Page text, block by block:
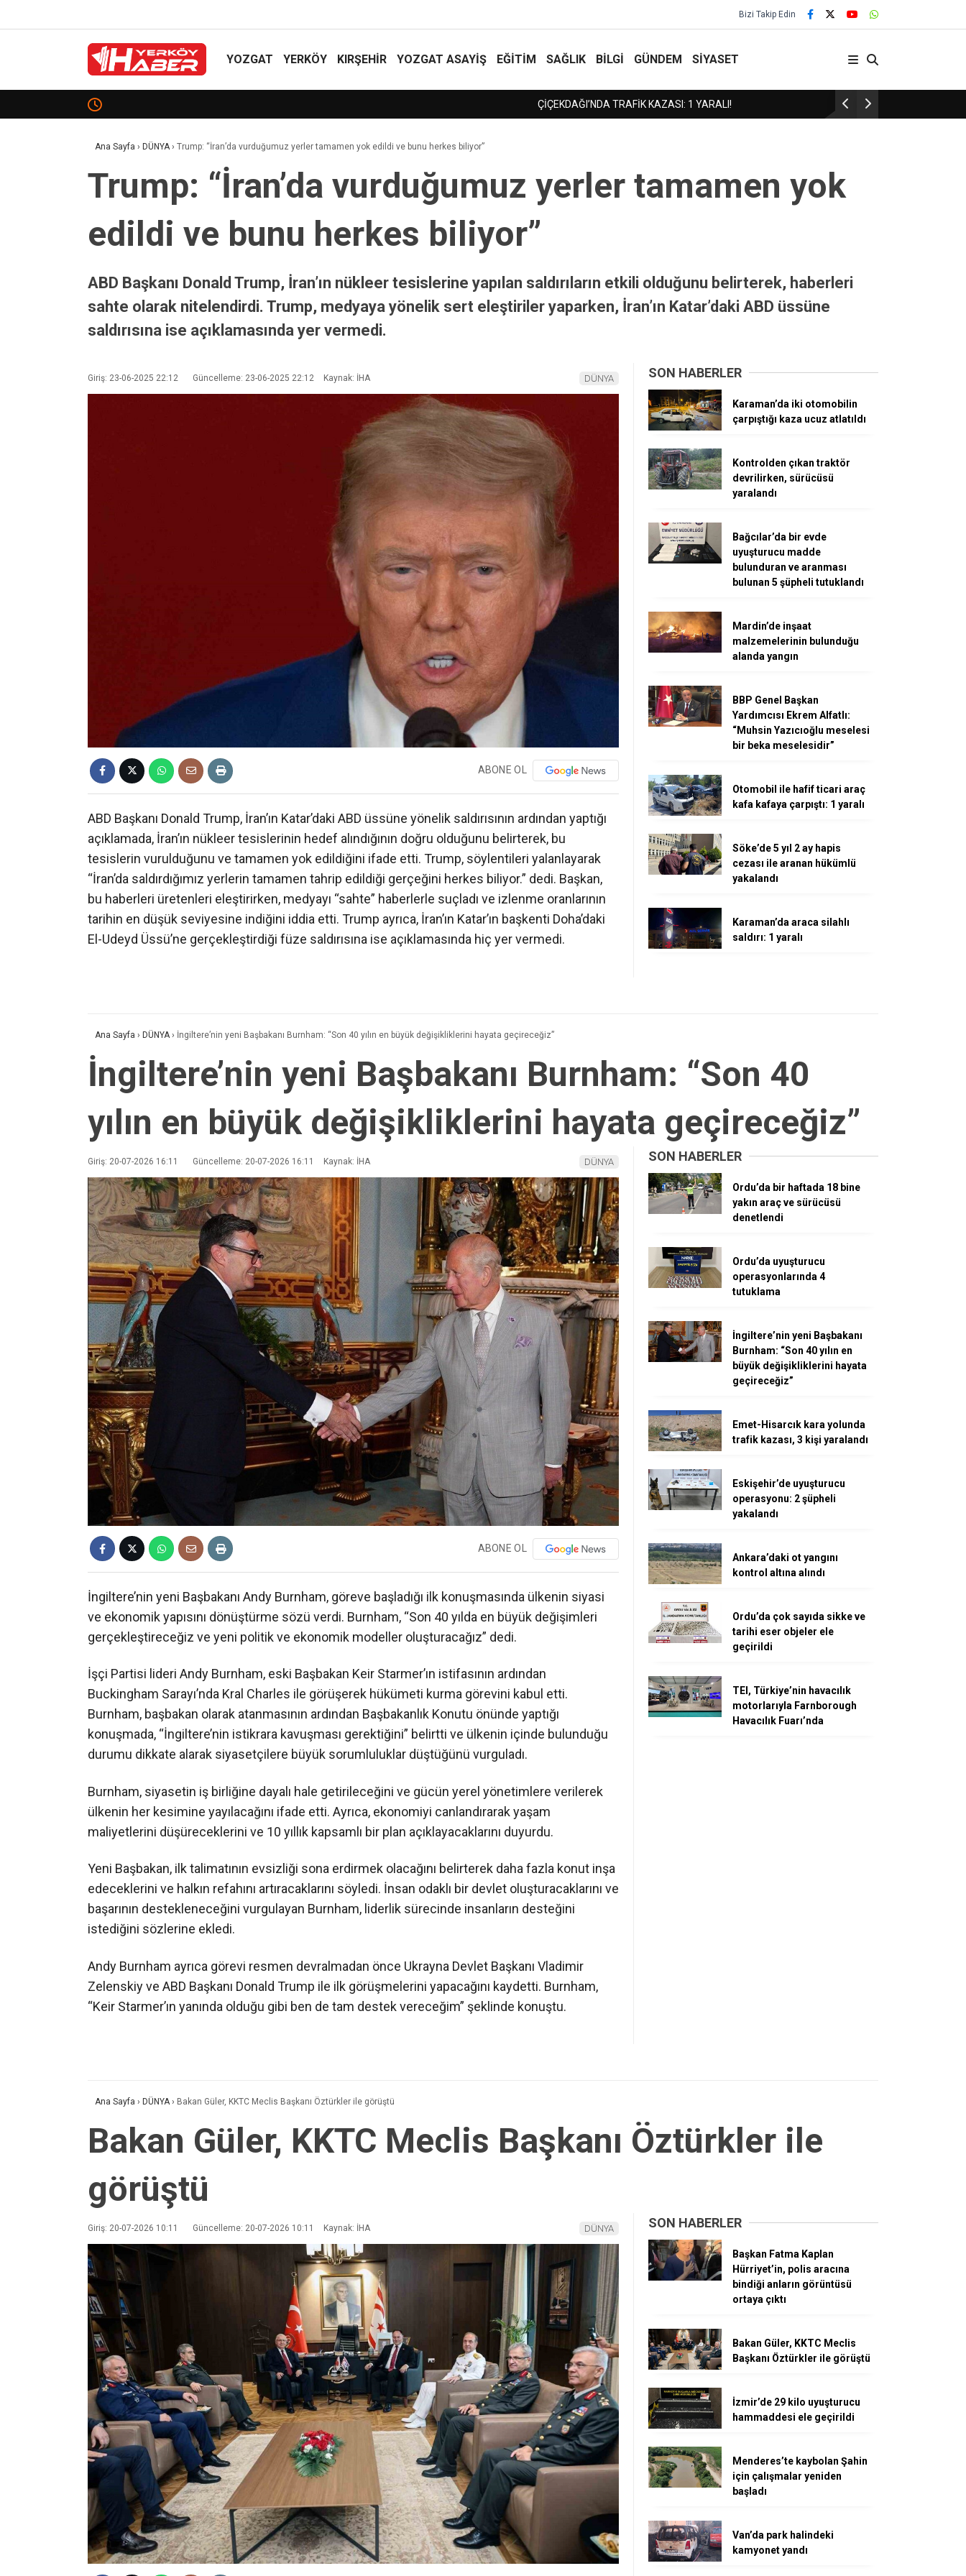
Bizi Takip Edin
YOZGAT YERKÖY KIRŞEHİR YOZGAT ASAYIŞ EĞİTİM SAĞLIK BİLGİ GÜNDEM SİYASET
Yozgat Karate Takımından Bronz Madalya!
Ana Sayfa › DÜNYA› Trump: “İran’da vurduğumuz yerler tamamen yok edildi ve bunu herkes biliyor”
Trump: “İran’da vurduğumuz yerler tamamen yok
edildi ve bunu herkes biliyor”
ABD Başkanı Donald Trump, İran’ın nükleer tesislerine yapılan saldırıların etkili olduğunu belirterek, haberleri
sahte olarak nitelendirdi. Trump, medyaya yönelik sert eleştiriler yaparken, İran’ın Katar’daki ABD üssüne
saldırısına ise açıklamasında yer vermedi.
Giriş: 23-06-2025 22:12 Güncelleme: 23-06-2025 22:12 Kaynak: İHA DÜNYA
ABONE OL
ABD Başkanı Donald Trump, İran’ın Katar’daki ABD üssüne yönelik saldırısının ardından yaptığı
açıklamada, İran’ın nükleer tesislerinin hedef alındığının doğru olduğunu belirterek, bu
tesislerin vurulduğunu ve tamamen yok edildiğini ifade etti. Trump, söylentileri yalanlayarak
“İran’da saldırdığımız yerlerin tamamen tahrip edildiği gerçeğini herkes biliyor.” dedi. Başkan,
bu haberleri üretenleri eleştirirken, medyayı “sahte” haberlerle suçladı ve izlenme oranlarının
tarihin en düşük seviyesine indiğini iddia etti. Trump ayrıca, İran’ın Katar’ın başkenti Doha’daki
El-Udeyd Üssü’ne gerçekleştirdiği füze saldırısına ise açıklamasında hiç yer vermedi.
SON HABERLER
Karaman’da iki otomobilin
çarpıştığı kaza ucuz atlatıldı
Kontrolden çıkan traktör
devrilirken, sürücüsü
yaralandı
Bağcılar’da bir evde
uyuşturucu madde
bulunduran ve aranması
bulunan 5 şüpheli tutuklandı
Mardin’de inşaat
malzemelerinin bulunduğu
alanda yangın
BBP Genel Başkan
Yardımcısı Ekrem Alfatlı:
“Muhsin Yazıcıoğlu meselesi
bir beka meselesidir”
Otomobil ile hafif ticari araç
kafa kafaya çarpıştı: 1 yaralı
Söke’de 5 yıl 2 ay hapis
cezası ile aranan hükümlü
yakalandı
Karaman’da araca silahlı
saldırı: 1 yaralı
Ana Sayfa › DÜNYA › İngiltere’nin yeni Başbakanı Burnham: “Son 40 yılın en büyük değişikliklerini hayata geçireceğiz”
İngiltere’nin yeni Başbakanı Burnham: “Son 40
yılın en büyük değişikliklerini hayata geçireceğiz”
Giriş: 20-07-2026 16:11 Güncelleme: 20-07-2026 16:11 Kaynak: İHA DÜNYA
ABONE OL
İngiltere’nin yeni Başbakanı Andy Burnham, göreve başladığı ilk konuşmasında ülkenin siyasi
ve ekonomik yapısını dönüştürme sözü verdi. Burnham, “Son 40 yılda en büyük değişimleri
gerçekleştireceğiz ve yeni politik ve ekonomik modeller oluşturacağız” dedi.
İşçi Partisi lideri Andy Burnham, eski Başbakan Keir Starmer’ın istifasının ardından
Buckingham Sarayı’nda Kral Charles ile görüşerek hükümeti kurma görevini kabul etti.
Burnham, başbakan olarak atanmasının ardından Başbakanlık Konutu önünde yaptığı
konuşmada, “İngiltere’nin istikrara kavuşması gerektiğini” belirtti ve ülkenin içinde bulunduğu
durumu dikkate alarak siyasetçilere büyük sorumluluklar düştüğünü vurguladı.
Burnham, siyasetin iş birliğine dayalı hale getirileceğini ve gücün yerel yönetimlere verilerek
ülkenin her kesimine yayılacağını ifade etti. Ayrıca, ekonomiyi canlandırarak yaşam
maliyetlerini düşüreceklerini ve 10 yıllık kapsamlı bir plan açıklayacaklarını duyurdu.
Yeni Başbakan, ilk talimatının evsizliği sona erdirmek olacağını belirterek daha fazla konut inşa
edeceklerini ve halkın refahını artıracaklarını söyledi. İnsan odaklı bir devlet oluşturacaklarını ve
başarının destekleneceğini vurgulayan Burnham, liderlik sürecinde insanların desteğini
istediğini sözlerine ekledi.
Andy Burnham ayrıca görevi resmen devralmadan önce Ukrayna Devlet Başkanı Vladimir
Zelenskiy ve ABD Başkanı Donald Trump ile ilk görüşmelerini yapacağını kaydetti. Burnham,
“Keir Starmer’ın yanında olduğu gibi ben de tam destek vereceğim” şeklinde konuştu.
SON HABERLER
Ordu’da bir haftada 18 bine
yakın araç ve sürücüsü
denetlendi
Ordu’da uyuşturucu
operasyonlarında 4
tutuklama
İngiltere’nin yeni Başbakanı
Burnham: “Son 40 yılın en
büyük değişikliklerini hayata
geçireceğiz”
Emet-Hisarcık kara yolunda
trafik kazası, 3 kişi yaralandı
Eskişehir’de uyuşturucu
operasyonu: 2 şüpheli
yakalandı
Ankara’daki ot yangını
kontrol altına alındı
Ordu’da çok sayıda sikke ve
tarihi eser objeler ele
geçirildi
TEI, Türkiye’nin havacılık
motorlarıyla Farnborough
Havacılık Fuarı’nda
Ana Sayfa › DÜNYA› Bakan Güler, KKTC Meclis Başkanı Öztürkler ile görüştü
Bakan Güler, KKTC Meclis Başkanı Öztürkler ile
görüştü
Giriş: 20-07-2026 10:11 Güncelleme: 20-07-2026 10:11 Kaynak: İHA DÜNYA SON HABERLER
Başkan Fatma Kaplan
Hürriyet’in, polis aracına
bindiği anların görüntüsü
ortaya çıktı
Bakan Güler, KKTC Meclis
Başkanı Öztürkler ile görüştü
İzmir’de 29 kilo uyuşturucu
hammaddesi ele geçirildi
Menderes’te kaybolan Şahin
için çalışmalar yeniden
başladı
Van’da park halindeki
kamyonet yandı